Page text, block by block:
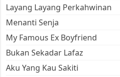
Layang Layang Perkahwinan
Menanti Senja
My Famous Ex Boyfriend
Bukan Sekadar Lafaz
Aku Yang Kau Sakiti